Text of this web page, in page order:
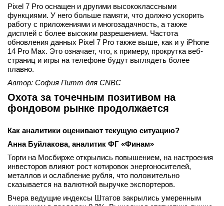
Pixel 7 Pro оснащен и другими высококлассными
функциями. У него больше памяти, что должно ускорить
работу с приложениями и многозадачность, а также
дисплей с более высоким разрешением. Частота
обновления данных Pixel 7 Pro также выше, как и у iPhone
14 Pro Max. Это означает, что, к примеру, прокрутка веб-
страниц и игры на телефоне будут выглядеть более
плавно.
Автор: София Питт для CNBC
Охота за точечным позитивом на
фондовом рынке продолжается
Как аналитики оценивают текущую ситуацию?
Анна Буйлакова, аналитик ФГ «Финам»
Торги на Мосбирже открылись повышением, на настроения
инвесторов влияют рост котировок энергоносителей,
металлов и ослабление рубля, что положительно
сказывается на валютной выручке экспортеров.
Вчера ведущие индексы Штатов закрылись умеренным